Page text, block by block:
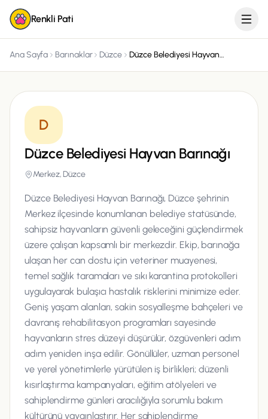
Renkli Pati
Ana Sayfa Barınaklar Düzce Düzce Belediyesi Hayvan Barınağı
D
Düzce Belediyesi Hayvan Barınağı
Merkez, Düzce
Düzce Belediyesi Hayvan Barınağı, Düzce şehrinin
Merkez ilçesinde konumlanan belediye statüsünde,
sahipsiz hayvanların güvenli geleceğini güçlendirmek
üzere çalışan kapsamlı bir merkezdir. Ekip, barınağa
ulaşan her can dostu için veteriner muayenesi,
temel sağlık taramaları ve sıkı karantina protokolleri
uygulayarak bulaşıcı hastalık risklerini minimize eder.
Geniş yaşam alanları, sakin sosyalleşme bahçeleri ve
davranış rehabilitasyon programları sayesinde
hayvanların stres düzeyi düşürülür, özgüvenleri adım
adım yeniden inşa edilir. Gönüllüler, uzman personel
ve yerel yönetimlerle yürütülen iş birlikleri; düzenli
kısırlaştırma kampanyaları, eğitim atölyeleri ve
sahiplendirme günleri aracılığıyla sorumlu bakım
kültürünü yaygınlaştırır. Her sahiplendirme